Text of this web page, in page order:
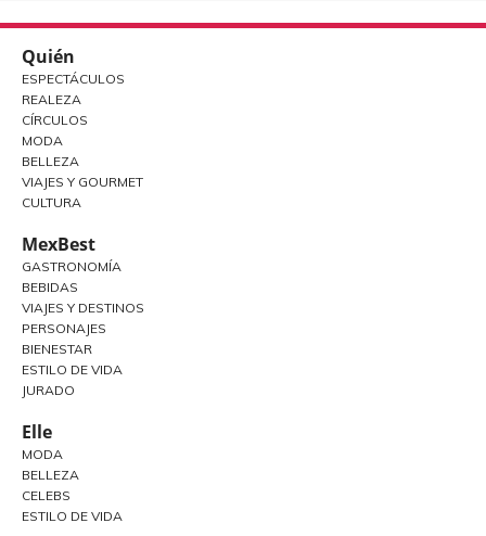
Quién
ESPECTÁCULOS
REALEZA
CÍRCULOS
MODA
BELLEZA
VIAJES Y GOURMET
CULTURA
MexBest
GASTRONOMÍA
BEBIDAS
VIAJES Y DESTINOS
PERSONAJES
BIENESTAR
ESTILO DE VIDA
JURADO
Elle
MODA
BELLEZA
CELEBS
ESTILO DE VIDA